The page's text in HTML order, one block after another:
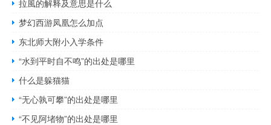
拉風的解释及意思是什么
梦幻西游凤凰怎么加点
东北师大附小入学条件
“水到平时自不鸣”的出处是哪里
什么是躲猫猫
“无心孰可攀”的出处是哪里
“不见阿堵物”的出处是哪里